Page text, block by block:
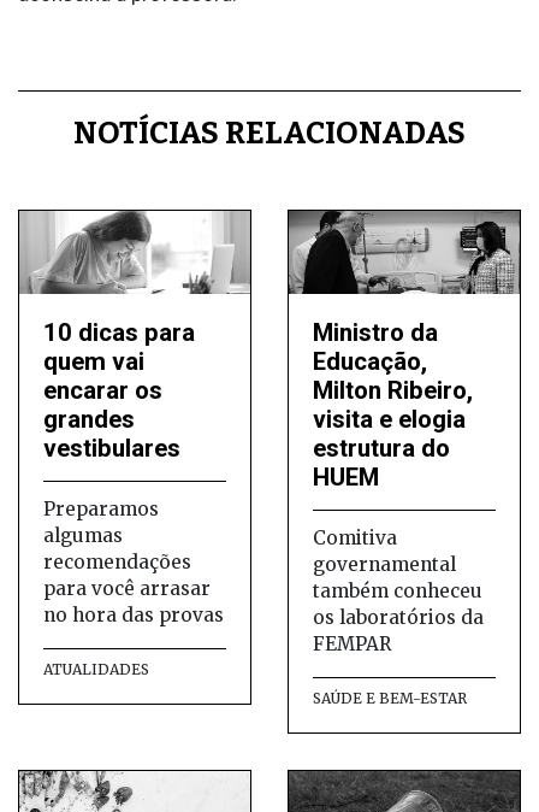
NOTÍCIAS RELACIONADAS
10 dicas para
quem vai
encarar os
grandes
vestibulares
Preparamos
algumas
recomendações
para você arrasar
no hora das provas
ATUALIDADES
Ministro da
Educação,
Milton Ribeiro,
visita e elogia
estrutura do
HUEM
Comitiva
governamental
também conheceu
os laboratórios da
FEMPAR
SAÚDE E BEM-ESTAR